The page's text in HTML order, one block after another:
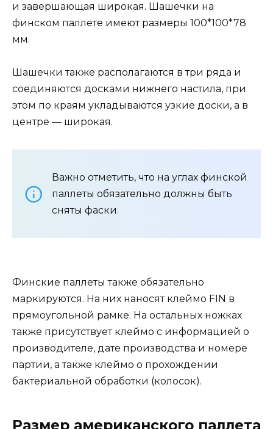
и завершающая широкая. Шашечки на
финском паллете имеют размеры 100*100*78
мм.
Шашечки также располагаются в три ряда и
соединяются досками нижнего настила, при
этом по краям укладываются узкие доски, а в
центре — широкая.
Важно отметить, что на углах финской
паллеты обязательно должны быть
сняты фаски.
Финские паллеты также обязательно
маркируются. На них наносят клеймо FIN в
прямоугольной рамке. На остальных ножках
также присутствует клеймо с информацией о
производителе, дате производства и номере
партии, а также клеймо о прохождении
бактериальной обработки (колосок).
Размер американского паллета